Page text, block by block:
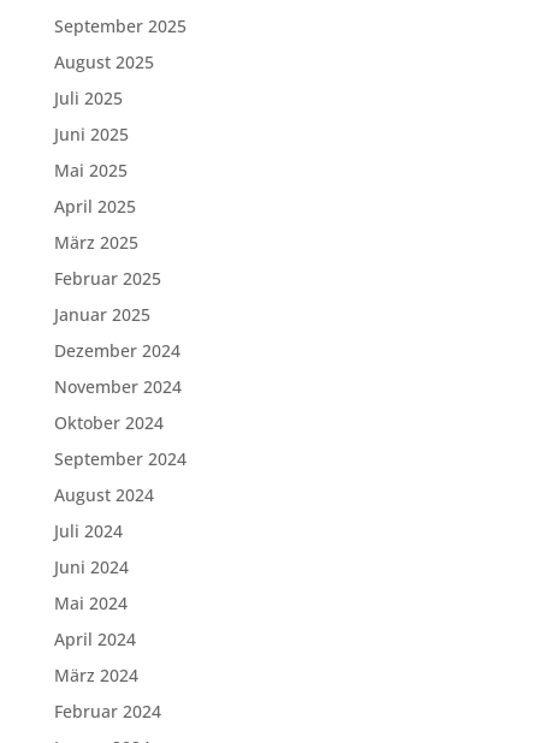
September 2025
August 2025
Juli 2025
Juni 2025
Mai 2025
April 2025
März 2025
Februar 2025
Januar 2025
Dezember 2024
November 2024
Oktober 2024
September 2024
August 2024
Juli 2024
Juni 2024
Mai 2024
April 2024
März 2024
Februar 2024